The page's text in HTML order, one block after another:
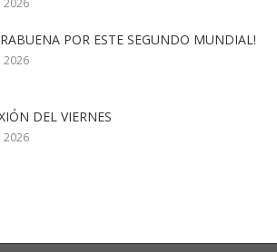
POR ESTE SEGUNDO MUNDIAL!
2026
DEL VIERNES
2026